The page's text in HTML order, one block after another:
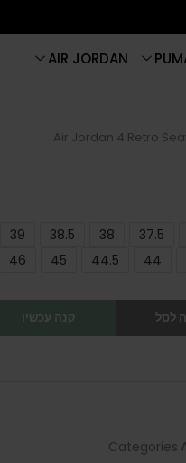
AIR JORDAN
37.5
38
38.5
39
44
44.5
45
46
לסל קנה עכשיו
Categories